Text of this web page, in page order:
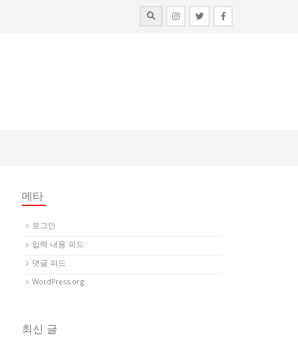
메타
로그인
입력 내용 피드
댓글 피드
WordPress.org
최신 글